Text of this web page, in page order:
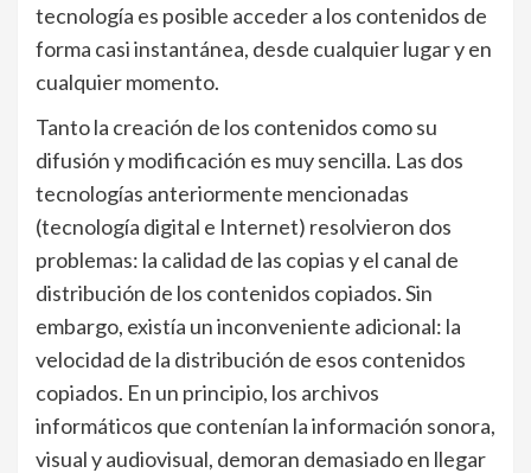
tecnología es posible acceder a los contenidos de
forma casi instantánea, desde cualquier lugar y en
cualquier momento.
Tanto la creación de los contenidos como su
difusión y modificación es muy sencilla. Las dos
tecnologías anteriormente mencionadas
(tecnología digital e Internet) resolvieron dos
problemas: la calidad de las copias y el canal de
distribución de los contenidos copiados. Sin
embargo, existía un inconveniente adicional: la
velocidad de la distribución de esos contenidos
copiados. En un principio, los archivos
informáticos que contenían la información sonora,
visual y audiovisual, demoran demasiado en llegar